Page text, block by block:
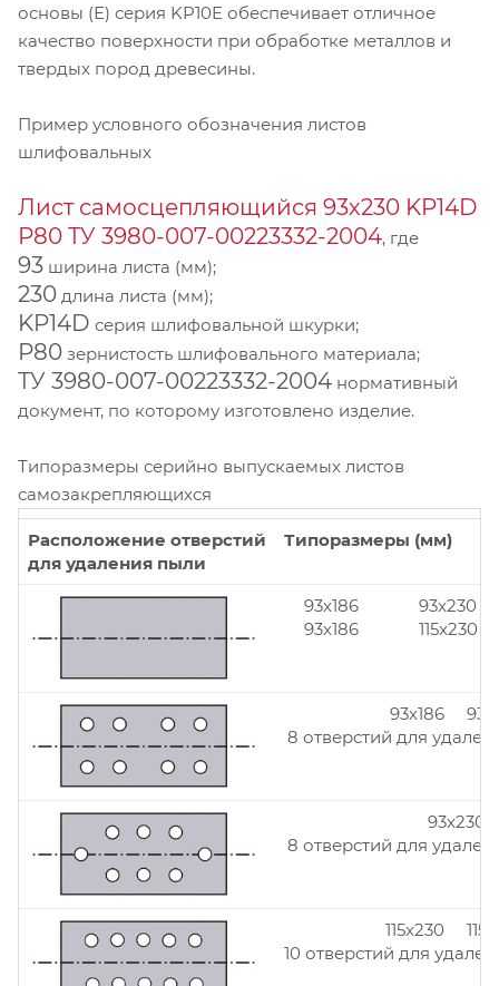
основы (Е) серия KP10E обеспечивает отличное
качество поверхности при обработке металлов и
твердых пород древесины.
Пример условного обозначения листов
шлифовальных
Лист самосцепляющийся 93х230 KP14D
Р80 ТУ 3980-007-00223332-2004, где
93 ширина листа (мм);
230 длина листа (мм);
KP14D серия шлифовальной шкурки;
Р80 зернистость шлифовального материала;
ТУ 3980-007-00223332-2004 нормативный
документ, по которому изготовлено изделие.
Типоразмеры серийно выпускаемых листов
самозакрепляющихся
Расположение отверстий
для удаления пыли
Типоразмеры (мм)
93x186
93x186
93x230
115x230
93x186
8 отверстий для
93x230
8 отверстий для
115x230
10 отверстий для